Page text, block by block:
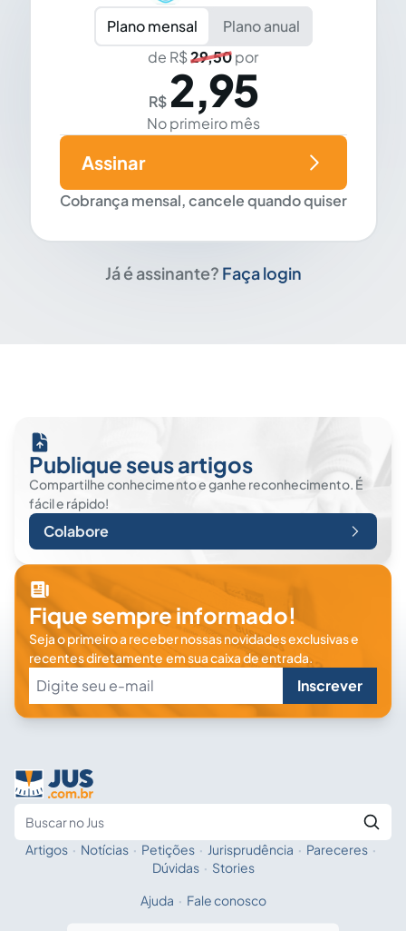
Plano mensal
Plano anual
de R$29,50por
R$ 2,95
No primeiro mês
Cobrança mensal, cancele quando quiser
Assinar
Já é assinante? Faça login
Publique seus artigos
Compartilhe conhecimento e ganhe reconhecimento. É
fácil e rápido!
Colabore
Fique sempre informado!
Seja o primeiro a receber nossas novidades exclusivas e
recentes diretamente em sua caixa de entrada.
Inscrever
Fale com a IA
Artigos · Notícias · Petições · Jurisprudência · Pareceres ·
Dúvidas · Stories
Ajuda · Fale conosco